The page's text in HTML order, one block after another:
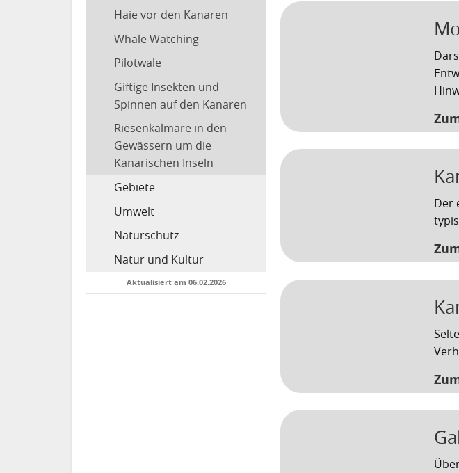
Haie vor den Kanaren
Whale Watching
Pilotwale
Giftige Insekten und
Spinnen auf den Kanaren
Riesenkalmare in den
Gewässern um die
Kanarischen Inseln
Gebiete
Umwelt
Naturschutz
Natur und Kultur
Aktualisiert am 06.02.2026
Der